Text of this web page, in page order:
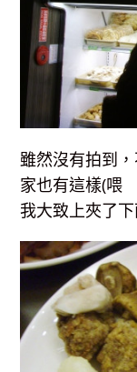
雖然沒有拍到
家也有這樣(喂
我大致上夾了